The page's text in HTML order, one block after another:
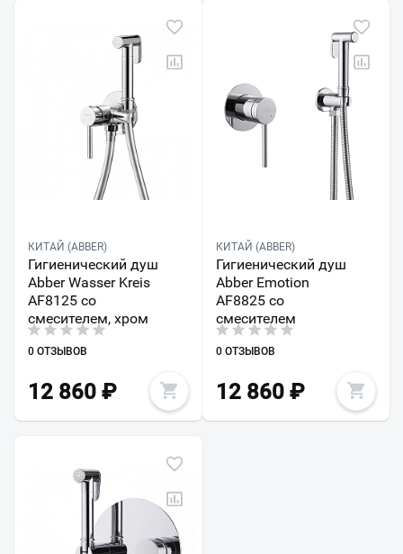
КИТАЙ (ABBER)
Гигиенический душ
Abber Wasser Kreis
AF8125 со
смесителем, хром
0 ОТЗЫВОВ
12 860 ₽
КИТАЙ (ABBER)
Гигиенический душ
Abber Emotion
AF8825 со
смесителем
0 ОТЗЫВОВ
12 860₽